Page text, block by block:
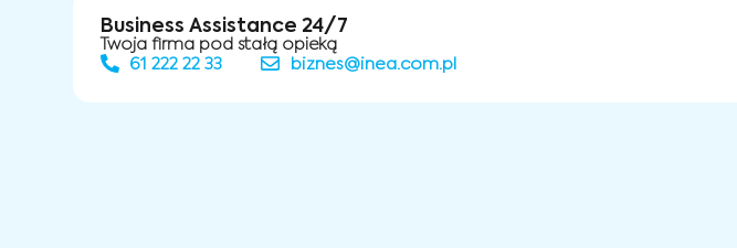
Business Assistance 24/7
Twoja firma pod stałą opieką
61 222 22 33
biznes@inea.com.pl